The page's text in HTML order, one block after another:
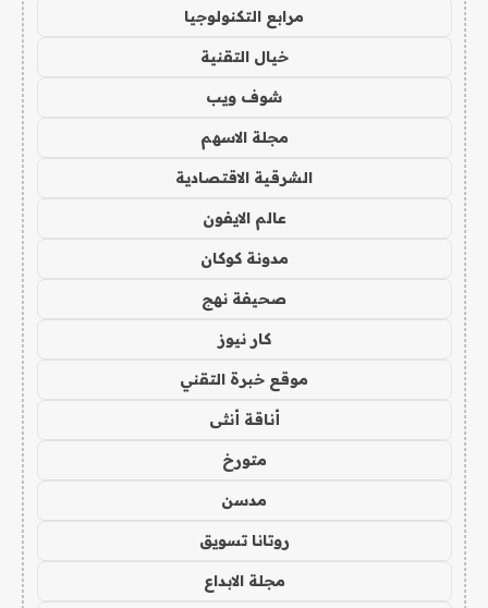
مرابع التكنولوجيا
خيال التقنية
شوف ويب
مجلة الاسهم
الشرقية الاقتصادية
عالم الايفون
مدونة كوكان
صحيفة نهج
كار نيوز
موقع خبرة التقني
أناقة أنثى
متورخ
مدسن
روتانا تسويق
مجلة الابداع